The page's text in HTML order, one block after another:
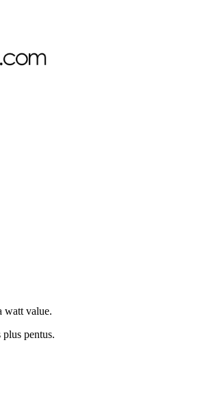
watt value.
pentus.